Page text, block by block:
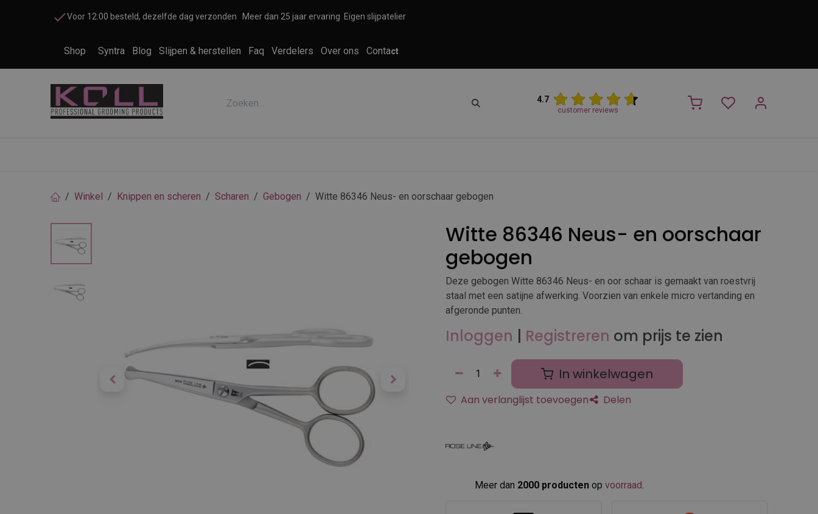
Voor 12:00 besteld, dezelfde dag verzonden Meer dan 25 jaar ervaring Eigen slijpatelier
Shop Syntra Blog Slijpen & herstellen Faq Verdelers Over ons Contact
4.7
customer reviews
Winkel Knippen en scheren Scharen Gebogen Witte 86346 Neus- en oorschaar gebogen
Witte 86346 Neus- en oorschaar
gebogen
Deze gebogen Witte 86346 Neus- en oor schaar is gemaakt van roestvrij
staal met een satijne afwerking. Voorzien van enkele micro vertanding en
afgeronde punten.
Inloggen | Registreren om prijs te zien
In winkelwagen
Aan verlanglijst toevoegen Delen
Meer dan 2000 producten op voorraad